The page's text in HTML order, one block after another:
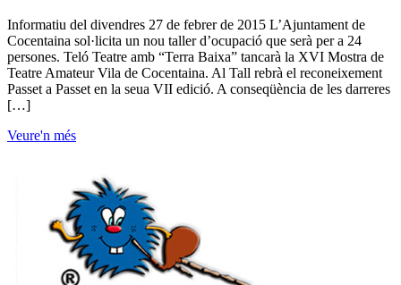
Informatiu del divendres 27 de febrer de 2015 L’Ajuntament de
Cocentaina sol·licita un nou taller d’ocupació que serà per a 24
persones. Teló Teatre amb “Terra Baixa” tancarà la XVI Mostra de
Teatre Amateur Vila de Cocentaina. Al Tall rebrà el reconeixement
Passet a Passet en la seua VII edició. A conseqüència de les darreres
[…]
Veure'n més